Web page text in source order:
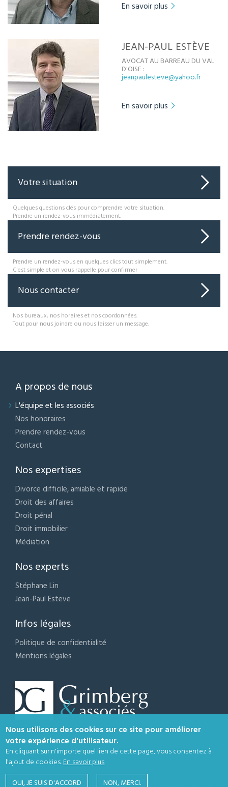
En savoir plus
JEAN-PAUL ESTÈVE
AVOCAT AU BARREAU DU VAL
D'OISE :
jeanpaulesteve@yahoo.fr
En savoir plus
Votre situation
Quelques questions clés pour comprendre votre situation.
Prendre un rendez-vous immédiatement.
Prendre rendez-vous
Prendre un rendez-vous en quelques clics tout simplement.
C'est simple et on vous rappelle pour confirmer
Nous contacter
Nos bureaux, nos horaires et nos coordonnées.
Tout pour nous joindre ou nous laisser un message.
Menu
Pied
de
page
A propos de nous
L'équipe et les associés
Nos honoraires
Prendre rendez-vous
Contact
Nos expertises
Divorce difficile, amiable et rapide
Droit des affaires
Droit pénal
Droit immobilier
Médiation
Nos experts
Stéphane Lin
Jean-Paul Esteve
Infos légales
Politique de confidentialité
Mentions légales
Grimberg & associés - Val d'Oise
8 rue Pasteur - 95150 TAVERNY
Nous utilisons des cookies sur ce site pour améliorer
votre expérience d'utilisateur.
En cliquant sur n'importe quel lien de cette page, vous consentez à
l'ajout de cookies.En savoir plus
OUI, JE SUIS D'ACCORD NON, MERCI.